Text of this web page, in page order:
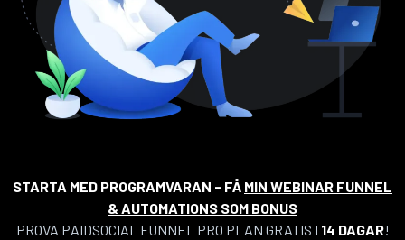
STARTA MED PROGRAMVARAN - FÅ MIN WEBINAR FUNNEL
& AUTOMATIONS SOM BONUS
PROVA PAIDSOCIAL FUNNEL PRO PLAN GRATIS I 14 DAGAR!